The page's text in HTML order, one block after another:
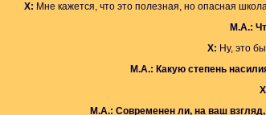
Х: Мне кажется, что это полезная, но опасная
М.А.:
Х: Ну, это
М.А.: Какую степень
М.А.: Cовременен ли, на ваш